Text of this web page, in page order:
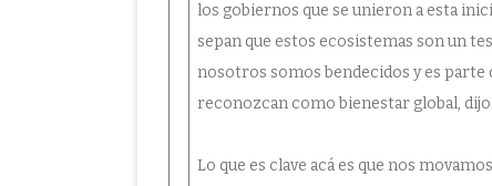
los gobiernos que se unieron a esta
sepan que estos ecosistemas son un
nosotros somos bendecidos y es parte
reconozcan como bienestar global, dijo.
Lo que es clave acá es que nos